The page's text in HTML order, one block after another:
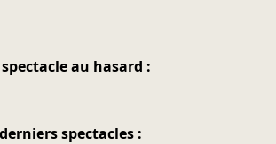
au hasard :
spectacles :